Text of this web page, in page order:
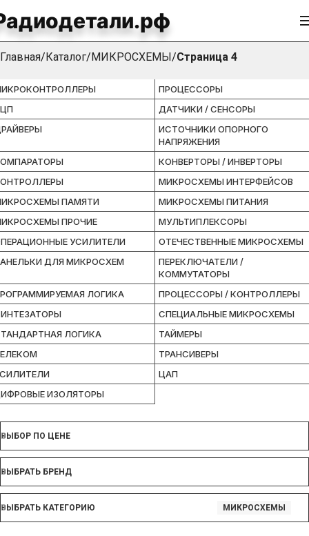
МИКРОСХЕМЫ
Главная Каталог МИКРОСХЕМЫ Страница 4
ПРОЦЕССОРЫ
ДАТЧИКИ / СЕНСОРЫ
ИСТОЧНИКИ ОПОРНОГО
НАПРЯЖЕНИЯ
КОНВЕРТОРЫ / ИНВЕРТОРЫ
МИКРОСХЕМЫ ИНТЕРФЕЙСОВ
ПАМЯТИ
МИКРОСХЕМЫ ПИТАНИЯ
ПРОЧИЕ
МУЛЬТИПЛЕКСОРЫ
УСИЛИТЕЛИ
ОТЕЧЕСТВЕННЫЕ МИКРОСХЕМЫ
ДЛЯ МИКРОСХЕМ
ПЕРЕКЛЮЧАТЕЛИ /
КОММУТАТОРЫ
ЛОГИКА
ПРОЦЕССОРЫ / КОНТРОЛЛЕРЫ
СПЕЦИАЛЬНЫЕ МИКРОСХЕМЫ
ЛОГИКА
ТАЙМЕРЫ
ТРАНСИВЕРЫ
ЦАП
ИЗОЛЯТОРЫ
ВЫБОР ПО ЦЕНЕ
ВЫБРАТЬ БРЕНД
ВЫБРАТЬ КАТЕГОРИЮ МИКРОСХЕМЫ